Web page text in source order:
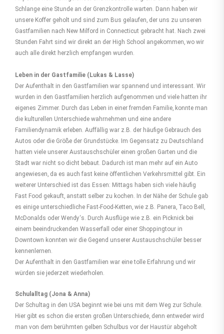
Schlange eine Stunde an der Grenzkontrolle warten. Dann haben wir
unsere Koffer geholt und sind zum Bus gelaufen, der uns zu unseren
Gastfamilien nach New Milford in Connecticut gebracht hat. Nach zwei
Stunden Fahrt sind wir direkt an der High School angekommen, wo wir
auch alle direkt herzlich empfangen wurden.
Leben in der Gastfamilie (Lukas & Lasse)
Der Aufenthalt in den Gastfamilien war spannend und interessant. Wir
wurden in den Gastfamilien herzlich aufgenommen und viele hatten ihr
eigenes Zimmer. Durch das Leben in einer fremden Familie, konnte man
die kulturellen Unterschiede wahrnehmen und eine andere
Familiendynamik erleben. Auffällig war z.B. der häufige Gebrauch des
Autos oder die Größe der Grundstücke. Im Gegensatz zu Deutschland
hatten viele unserer Austauschschüler einen großen Garten und die
Stadt war nicht so dicht bebaut. Dadurch ist man mehr auf ein Auto
angewiesen, da es auch fast keine öffentlichen Verkehrsmittel gibt. Ein
weiterer Unterschied ist das Essen: Mittags haben sich viele häufig
Fast Food gekauft, anstatt selber zu kochen. In der Nähe der Schule gab
es einige unterschiedliche Fast-Food-Ketten, wie z.B. Panera, Taco Bell,
McDonalds oder Wendy‘s. Durch Ausflüge wie z.B. ein Picknick bei
einem beeindruckenden Wasserfall oder einer Shoppingtour in
Downtown konnten wir die Gegend unserer Austauschschüler besser
kennenlernen.
Der Aufenthalt in den Gastfamilien war eine tolle Erfahrung und wir
würden sie jederzeit wiederholen.
Schulalltag (Jona & Anna)
Der Schultag in den USA beginnt wie bei uns mit dem Weg zur Schule.
Hier gibt es schon die ersten großen Unterschiede, denn entweder wird
man von dem berühmten gelben Schulbus vor der Haustür abgeholt